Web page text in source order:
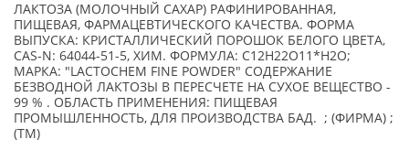
ЛАКТОЗА (МОЛОЧНЫЙ САХАР) РАФИНИРОВАННАЯ,
ПИЩЕВАЯ, ФАРМАЦЕВТИЧЕСКОГО КАЧЕСТВА. ФОРМА
ВЫПУСКА: КРИСТАЛЛИЧЕСКИЙ ПОРОШОК БЕЛОГО ЦВЕТА,
CAS-N: 64044-51-5, ХИМ. ФОРМУЛА: С12Н22О11*H2O;
МАРКА: "LACTOCHEM FINE POWDER" СОДЕРЖАНИЕ
БЕЗВОДНОЙ ЛАКТОЗЫ В ПЕРЕСЧЕТЕ НА СУХОЕ ВЕЩЕСТВО -
99 % . ОБЛАСТЬ ПРИМЕНЕНИЯ: ПИЩЕВАЯ
ПРОМЫШЛЕННОСТЬ, ДЛЯ ПРОИЗВОДСТВА БАД. ; (ФИРМА) ;
(TM)